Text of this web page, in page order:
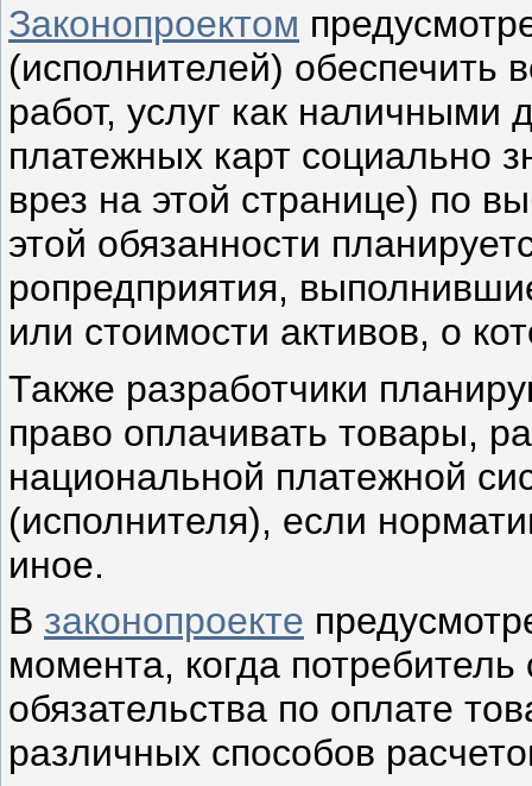
Законопроектом
(исполнителей) обеспечить
работ, услуг как наличными
платежных карт социально
врез на этой странице) по
этой обязанности
ропредприятия,
или стоимости активов, о
Также разработчики
право оплачивать товары,
национальной платежной
(исполнителя), если
иное.
В законопроекте
момента, когда
обязательства по оплате
различных способов